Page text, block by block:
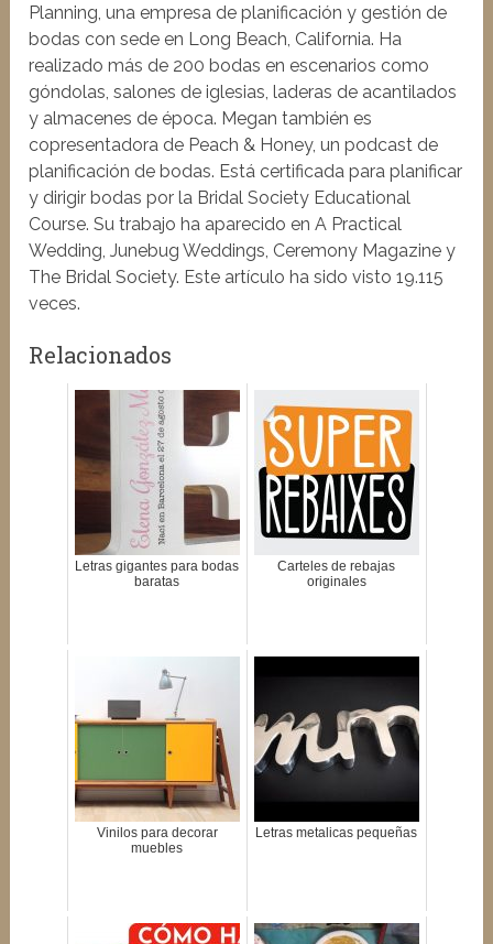
Planning, una empresa de planificación y gestión de
bodas con sede en Long Beach, California. Ha
realizado más de 200 bodas en escenarios como
góndolas, salones de iglesias, laderas de acantilados
y almacenes de época. Megan también es
copresentadora de Peach & Honey, un podcast de
planificación de bodas. Está certificada para planificar
y dirigir bodas por la Bridal Society Educational
Course. Su trabajo ha aparecido en A Practical
Wedding, Junebug Weddings, Ceremony Magazine y
The Bridal Society. Este artículo ha sido visto 19.115
veces.
Relacionados
Letras gigantes para bodas
baratas
Carteles de rebajas
originales
Vinilos para decorar
muebles
Letras metalicas pequeñas